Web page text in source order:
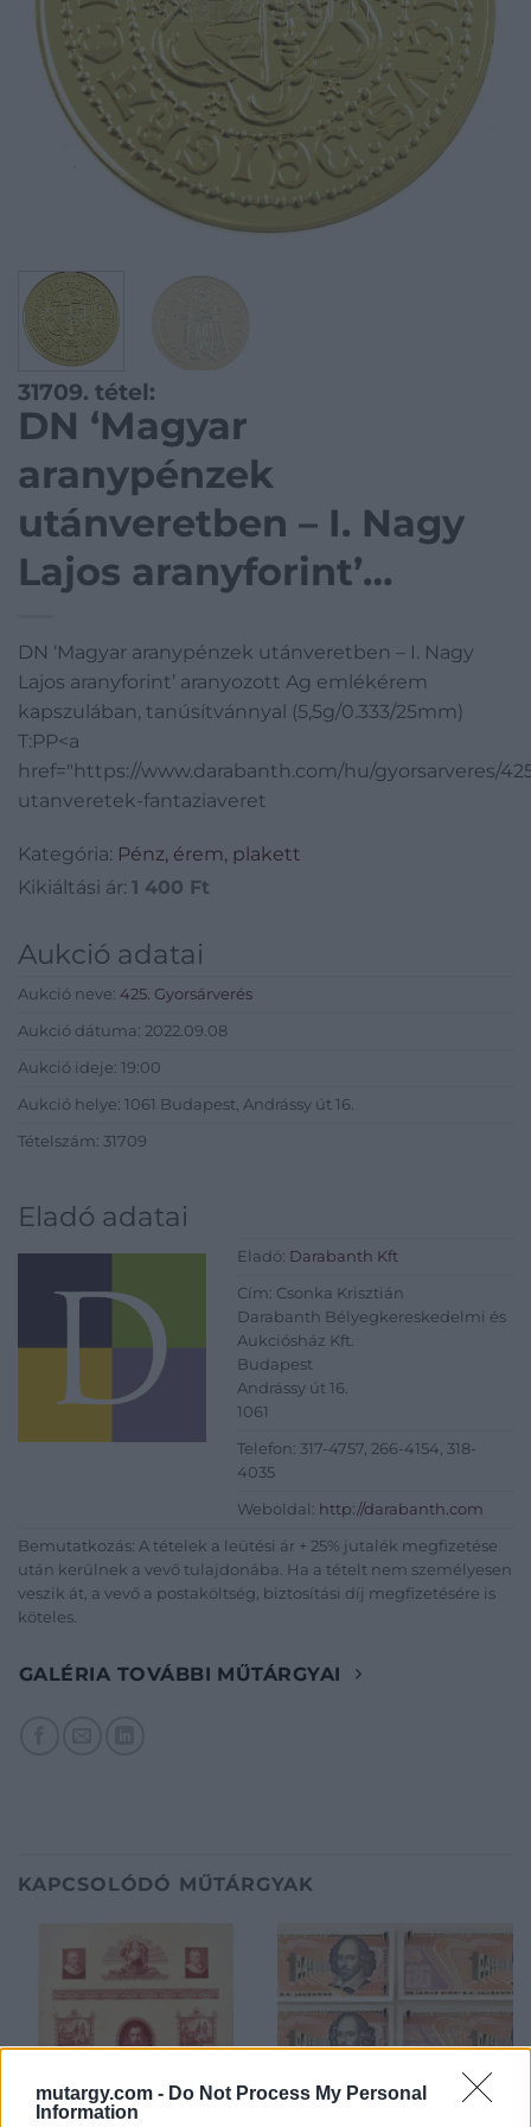
mutargy.com - Do Not Process My Personal
Information
31709. tétel:
DN ‘Magyar
aranypénzek
utánveretben – I. Nagy
Lajos aranyforint’
emlékérem
kapszulában,
tanúsítvánnyal
(5,5g/0.333/25mm) T:PP
DN ‘Magyar aranypénzek utánveretben – I. Nagy
Lajos aranyforint’ aranyozott Ag emlékérem
kapszulában, tanúsítvánnyal (5,5g/0.333/25mm)
T:PP<a
href="https://www.darabanth.com/hu/gyorsarveres/
utanveretek-fantaziaveret
Kategória: Pénz, érem, plakett
Kikiáltási ár: 1 400 Ft
Aukció adatai
Aukció neve: 425. Gyorsárverés
Aukció dátuma: 2022.09.08
Aukció ideje: 19:00
Aukció helye: 1061 Budapest, Andrássy út 16.
Tételszám: 31709
Eladó adatai
Eladó: Darabanth Kft
Cím: Csonka Krisztián
Darabanth Bélyegkereskedelmi és
Aukciósház Kft.
Budapest
Andrássy út 16.
1061
Telefon: 317-4757, 266-4154, 318-
4035
Weboldal: http://darabanth.com
Bemutatkozás: A tételek a leütési ár + 25% jutalék megfizetése
után kerülnek a vevő tulajdonába. Ha a tételt nem személyesen
veszik át, a vevő a postaköltség, biztosítási díj megfizetésére is
köteles.
GALÉRIA TOVÁBBI MŰTÁRGYAI
KAPCSOLÓDÓ MŰTÁRGYAK